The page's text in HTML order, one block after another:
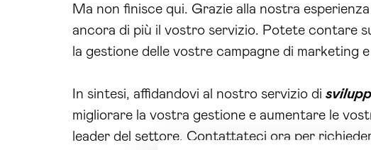
Ma non finisce qui. Grazie alla nostra
ancora di più il vostro servizio. Potete contare
la gestione delle vostre campagne di marketing
In sintesi, affidandovi al nostro servizio di
migliorare la vostra gestione e aumentare le
leader del settore. Contattateci ora per